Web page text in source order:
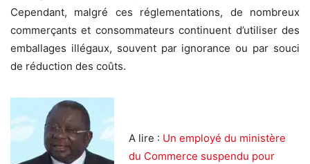
Cependant, malgré ces réglementations, de nombreux
commerçants et consommateurs continuent d’utiliser des
emballages illégaux, souvent par ignorance ou par souci
de réduction des coûts.
A lire : Un employé du ministère
du Commerce suspendu pour